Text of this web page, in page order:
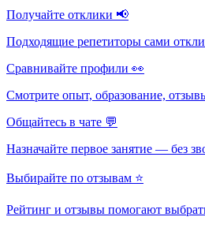
Получайте отклики 📢
Подходящие репетиторы сами
Сравнивайте профили 👀
Смотрите опыт, образование,
Общайтесь в чате 💬
Назначайте первое занятие — без
Выбирайте по отзывам ⭐
Рейтинг и отзывы помогают